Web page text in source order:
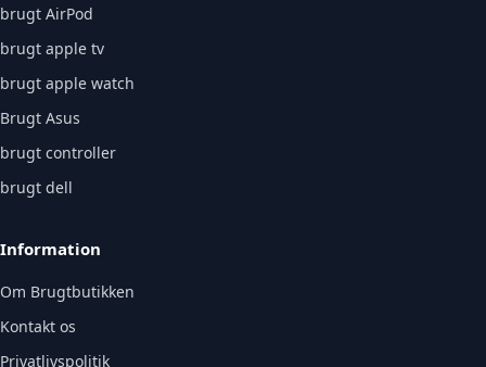
brugt AirPod
brugt apple tv
brugt apple watch
Brugt Asus
brugt controller
brugt dell
Information
Om Brugtbutikken
Kontakt os
Privatlivspolitik